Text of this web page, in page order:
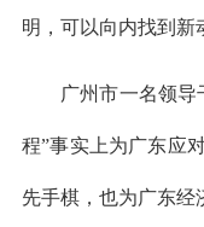
明，可以向内找到新
广州市一名领导
程”事实上为广东应
先手棋，也为广东经